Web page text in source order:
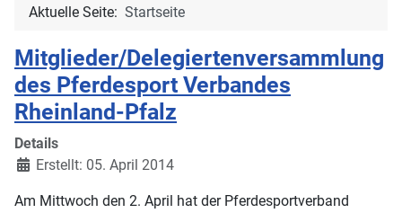
Aktuelle Seite: Startseite
Mitglieder/Delegiertenversammlung
des Pferdesport Verbandes
Rheinland-Pfalz
Details
Erstellt: 05. April 2014
Am Mittwoch den 2. April hat der Pferdesportverband